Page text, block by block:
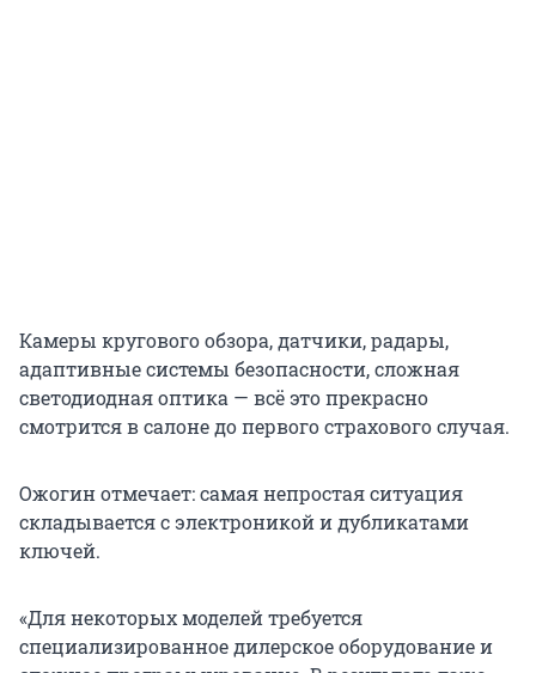
Камеры кругового обзора, датчики, радары,
адаптивные системы безопасности, сложная
светодиодная оптика — всё это прекрасно
смотрится в салоне до первого страхового случая.
Ожогин отмечает: самая непростая ситуация
складывается с электроникой и дубликатами
ключей.
«Для некоторых моделей требуется
специализированное дилерское оборудование и